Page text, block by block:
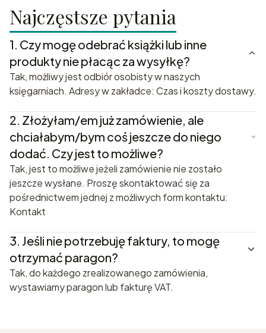
Najczęstsze pytania
1. Czy mogę odebrać książki lub inne
produkty nie płacąc za wysyłkę?
Tak, możliwy jest odbiór osobisty w naszych
księgarniach. Adresy w zakładce: Czas i koszty dostawy.
2. Złożyłam/em już zamówienie, ale
chciałabym/bym coś jeszcze do niego
dodać. Czy jest to możliwe?
Tak, jest to możliwe jeżeli zamówienie nie zostało
jeszcze wysłane. Proszę skontaktować się za
pośrednictwem jednej z możliwych form kontaktu:
Kontakt
3. Jeśli nie potrzebuję faktury, to mogę
otrzymać paragon?
Tak, do każdego zrealizowanego zamówienia,
wystawiamy paragon lub fakturę VAT.